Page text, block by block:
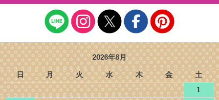
2026年8月
日 月 火 水 木 金
土
1